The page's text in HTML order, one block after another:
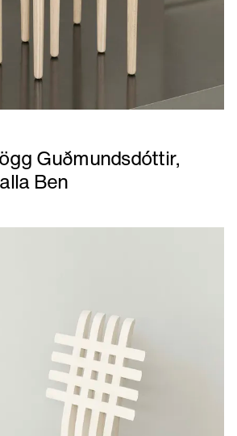
Guðmundsdóttir,
Ben